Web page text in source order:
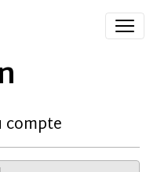
compte